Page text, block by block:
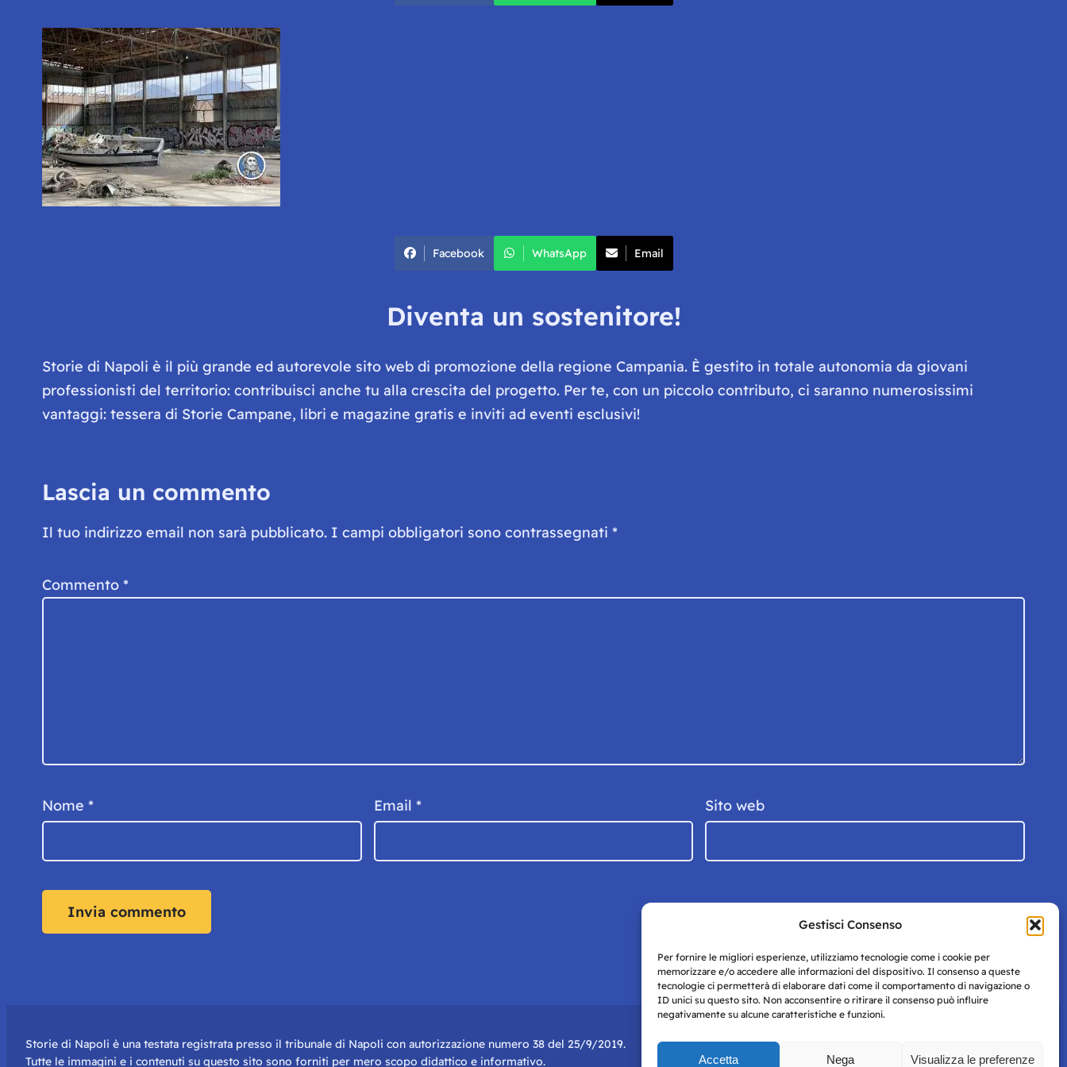
Gestisci Consenso
Per fornire le migliori esperienze, utilizziamo tecnologie come i cookie per
memorizzare e/o accedere alle informazioni del dispositivo. Il consenso a queste
tecnologie ci permetterà di elaborare dati come il comportamento di navigazione o
ID unici su questo sito. Non acconsentire o ritirare il consenso può influire
negativamente su alcune caratteristiche e funzioni.
Accetta Nega Visualizza le preferenze
Facebook WhatsApp Email
Diventa un sostenitore!
Storie di Napoli è il più grande ed autorevole sito web di promozione della regione Campania. È gestito in totale autonomia da giovani
professionisti del territorio: contribuisci anche tu alla crescita del progetto. Per te, con un piccolo contributo, ci saranno numerosissimi
vantaggi: tessera di Storie Campane, libri e magazine gratis e inviti ad eventi esclusivi!
Lascia un commento
Il tuo indirizzo email non sarà pubblicato. I campi obbligatori sono contrassegnati *
Commento *
Nome * Email * Sito web
Storie di Napoli è una testata registrata presso il tribunale di Napoli con autorizzazione numero 38 del 25/9/2019.
Tutte le immagini e i contenuti su questo sito sono forniti per mero scopo didattico e informativo.